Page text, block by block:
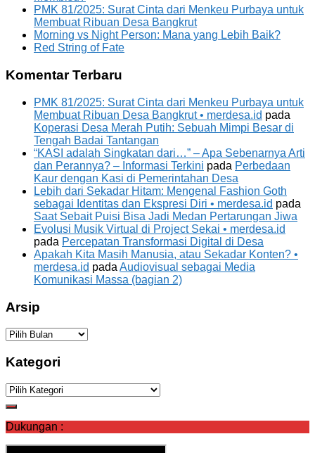
PMK 81/2025: Surat Cinta dari Menkeu Purbaya untuk
Membuat Ribuan Desa Bangkrut
Morning vs Night Person: Mana yang Lebih Baik?
Red String of Fate
Komentar Terbaru
PMK 81/2025: Surat Cinta dari Menkeu Purbaya untuk
Membuat Ribuan Desa Bangkrut • merdesa.id pada
Koperasi Desa Merah Putih: Sebuah Mimpi Besar di
Tengah Badai Tantangan
“KASI adalah Singkatan dari…” – Apa Sebenarnya Arti
dan Perannya? – Informasi Terkini pada Perbedaan
Kaur dengan Kasi di Pemerintahan Desa
Lebih dari Sekadar Hitam: Mengenal Fashion Goth
sebagai Identitas dan Ekspresi Diri • merdesa.id pada
Saat Sebait Puisi Bisa Jadi Medan Pertarungan Jiwa
Evolusi Musik Virtual di Project Sekai • merdesa.id
pada Percepatan Transformasi Digital di Desa
Apakah Kita Masih Manusia, atau Sekadar Konten? •
merdesa.id pada Audiovisual sebagai Media
Komunikasi Massa (bagian 2)
Arsip
Arsip
Kategori
Kategori
Dukungan :